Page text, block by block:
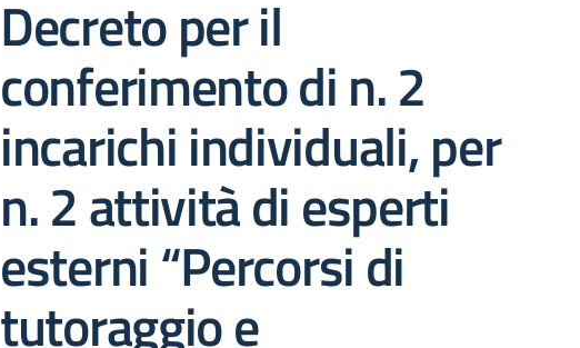
Decreto per il
conferimento di n. 2
incarichi individuali, per
n. 2 attività di esperti
esterni “Percorsi di
tutoraggio e